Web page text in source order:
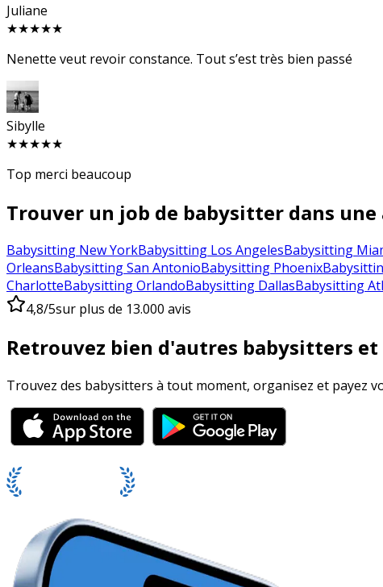
Juliane
★★★★★
Nenette veut revoir constance. Tout s’est très bien passé
Sibylle
★★★★★
Top merci beaucoup
Trouver un job de babysitter dans
Babysitting New YorkBabysitting Los AngelesBabysitting
OrleansBabysitting San AntonioBabysitting Phoenix
CharlotteBabysitting OrlandoBabysitting DallasBabysitting
4,8/5sur plus de 13.000 avis
Retrouvez bien d'autres babysitters
Trouvez des babysitters à tout moment, organisez et payez